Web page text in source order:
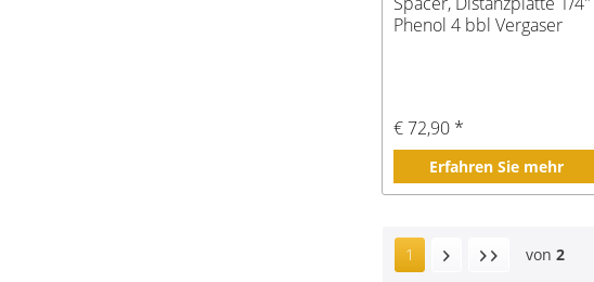
Phenol 4 bbl Vergaser
€ 72,90 *
Erfahren Sie mehr
1 von 2